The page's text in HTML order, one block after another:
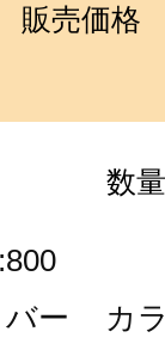
販売価格
数量
ー
カ